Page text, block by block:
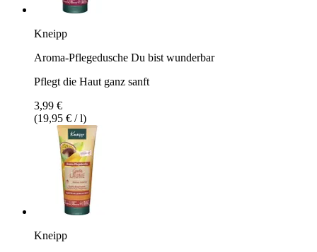
Kneipp
Aroma-Pflegedusche Du bist wunderbar
Pflegt die Haut ganz sanft
3,99 €
(19,95 € / l)
Kneipp